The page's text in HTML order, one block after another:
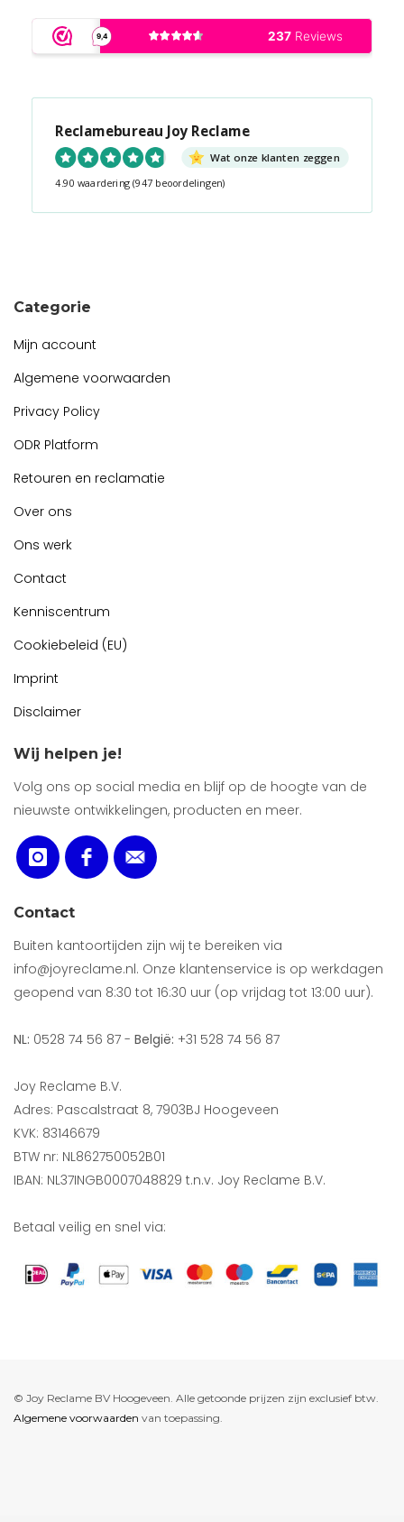
Reclamebureau Joy Reclame
Wat onze klanten zeggen
4.90 waardering (947 beoordelingen)
Categorie
Mijn account
Algemene voorwaarden
Privacy Policy
ODR Platform
Retouren en reclamatie
Over ons
Ons werk
Contact
Kenniscentrum
Cookiebeleid (EU)
Imprint
Disclaimer
Wij helpen je!
Volg ons op social media en blijf op de hoogte van de
nieuwste ontwikkelingen, producten en meer.
Contact
Buiten kantoortijden zijn wij te bereiken via
info@joyreclame.nl. Onze klantenservice is op werkdagen
geopend van 8:30 tot 16:30 uur (op vrijdag tot 13:00 uur).
NL: 0528 74 56 87 - België: +31 528 74 56 87
Joy Reclame B.V.
Adres: Pascalstraat 8, 7903BJ Hoogeveen
KVK: 83146679
BTW nr: NL862750052B01
IBAN: NL37INGB0007048829 t.n.v. Joy Reclame B.V.
Betaal veilig en snel via:
© Joy Reclame BV Hoogeveen. Alle getoonde prijzen zijn exclusief btw.
Algemene voorwaarden van toepassing.